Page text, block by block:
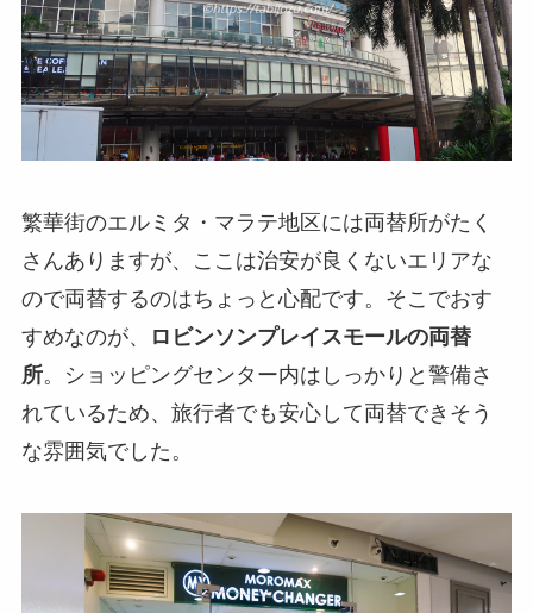
繁華街のエルミタ・マラテ地区には両替所がたく
さんありますが、ここは治安が良くないエリアな
ので両替するのはちょっと心配です。そこでおす
すめなのが、
ロビンソンプレイスモールの両替
所。ショッピングセンター内はしっかりと警備さ
れているため、旅行者でも安心して両替できそう
な雰囲気でした。